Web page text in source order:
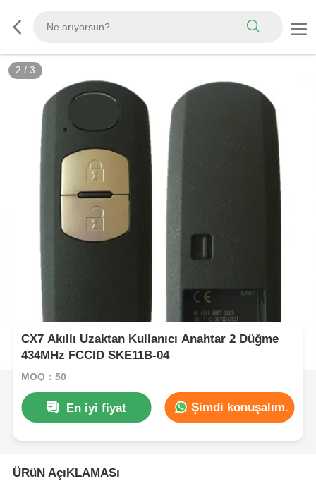
2 / 3
CX7 Akıllı Uzaktan Kullanıcı Anahtar 2 Düğme
434MHz FCCID SKE11B-04
MOQ：50
En iyi fiyat Şimdi konuşalım.
ÜRüN AçıKLAMASı